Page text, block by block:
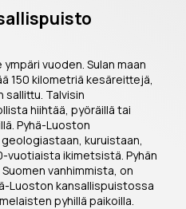
vuoden. Sulan maan
150 kilometriä kesäreittejä,
sallittu. Talvisin
hiihtää, pyöräillä tai
Pyhä-Luoston
kuruistaan,
ikimetsistä. Pyhän
vanhimmista, on
Luoston kansallispuistossa
pyhillä paikoilla.